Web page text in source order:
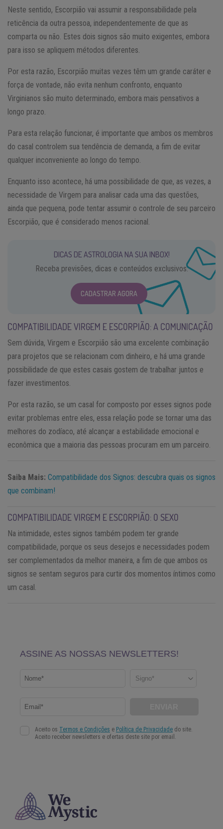
Neste sentido, Escorpião vai assumir a responsabilidade pela
reticência da outra pessoa, independentemente de que as
comparta ou não. Estes dois signos são muito exigentes, embora
para isso se apliquem métodos diferentes.
Por esta razão, Escorpião muitas vezes têm um grande caráter e
força de vontade, não evita nenhum confronto, enquanto
Virginianos são muito determinado, embora mais pensativos a
longo prazo.
Para esta relação funcionar, é importante que ambos os membros
do casal controlem sua tendência de demanda, a fim de evitar
qualquer inconveniente ao longo do tempo.
Enquanto isso acontece, há uma possibilidade de que, as vezes, a
necessidade de Virgem para analisar cada uma das questões,
ainda que pequena, pode tentar assumir o controle de seu parceiro
Escorpião, que é considerado menos racional.
DICAS DE ASTROLOGIA NA SUA INBOX!
Receba previsões, dicas e conteúdos exclusivos.
CADASTRAR AGORA
COMPATIBILIDADE VIRGEM E ESCORPIÃO: A COMUNICAÇÃO
Sem dúvida, Virgem e Escorpião são uma excelente combinação
para projetos que se relacionam com dinheiro, e há uma grande
possibilidade de que estes casais gostem de trabalhar juntos e
fazer investimentos.
Por esta razão, se um casal for composto por esses signos pode
evitar problemas entre eles, essa relação pode se tornar uma das
melhores do zodíaco, até alcançar a estabilidade emocional e
econômica que a maioria das pessoas procuram em um parceiro.
Saiba Mais: Compatibilidade dos Signos: descubra quais os signos
que combinam!
COMPATIBILIDADE VIRGEM E ESCORPIÃO: O SEXO
Na intimidade, estes signos também podem ter grande
compatibilidade, porque os seus desejos e necessidades podem
ser complementados da melhor maneira, a fim de que ambos os
signos se sentam seguros para curtir dos momentos íntimos como
um casal.